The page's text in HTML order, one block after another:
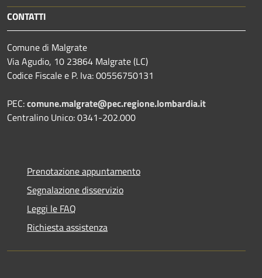
CONTATTI
Comune di Malgrate
Via Agudio, 10 23864 Malgrate (LC)
Codice Fiscale e P. Iva: 00556750131
PEC:comune.malgrate@pec.regione.lombardia.it
Centralino Unico: 0341-202.000
Prenotazione appuntamento
Segnalazione disservizio
Leggi le FAQ
Richiesta assistenza